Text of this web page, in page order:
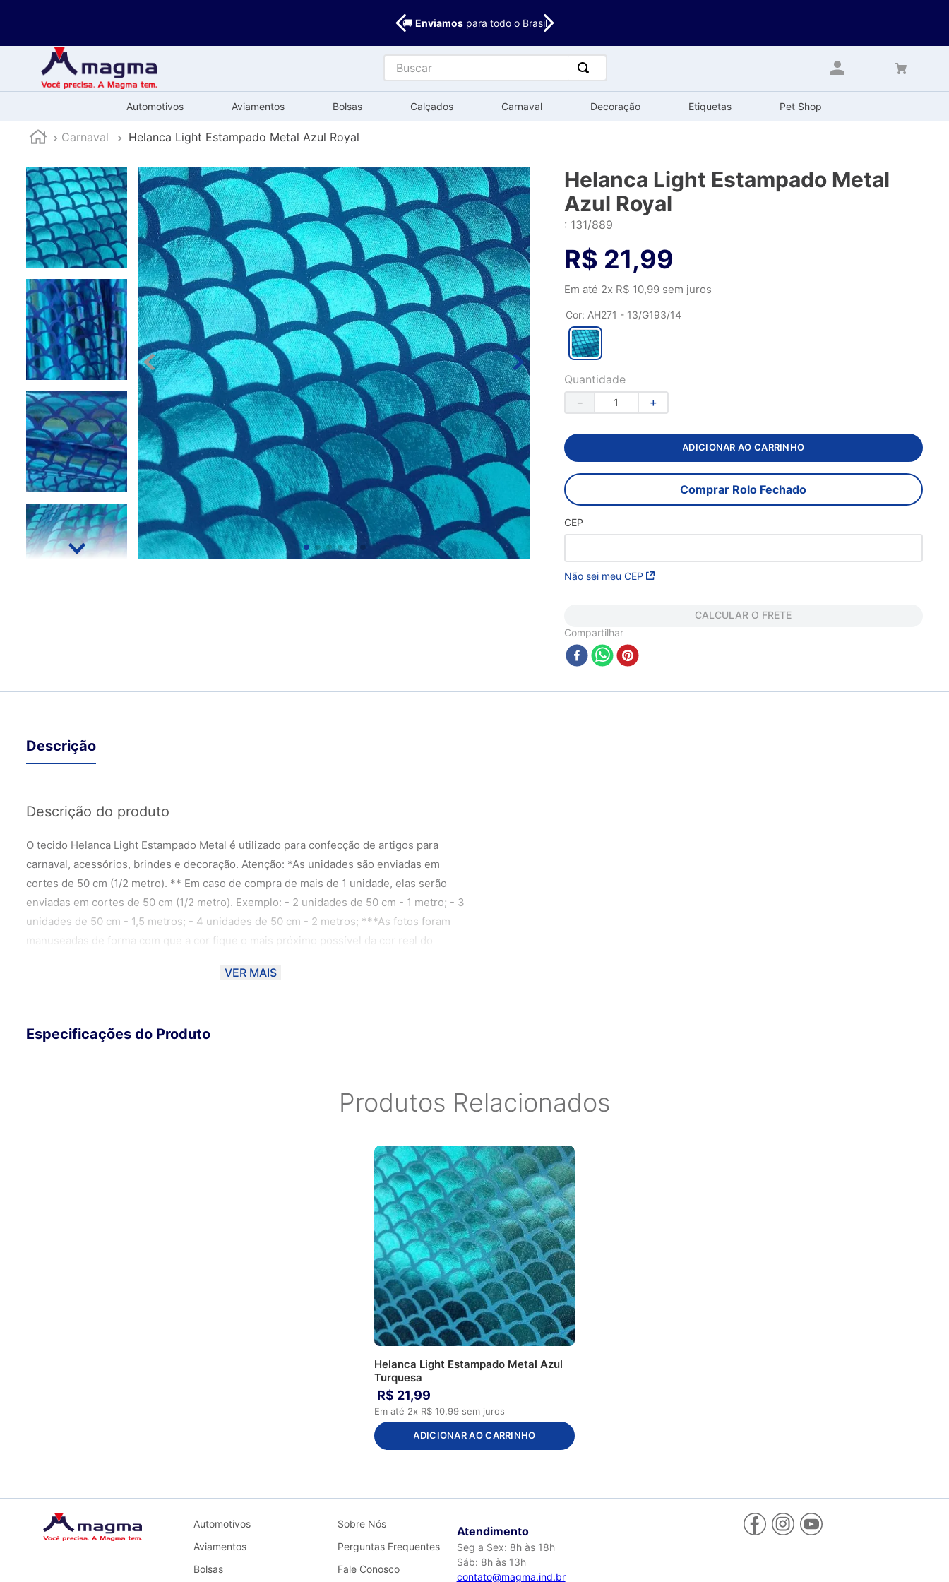
🚚 Enviamospara todo o Brasil
Buscar
Automotivos Aviamentos Bolsas Calçados Carnaval Decoração Etiquetas Pet Shop
Carnaval Helanca Light Estampado Metal Azul Royal
Helanca Light Estampado Metal
Azul Royal
: 131/889
R$ 21,99
Em até 2x R$ 10,99sem juros
Cor: AH271 - 13/G193/14
Quantidade
＋
－
ADICIONAR AO CARRINHO
Comprar Rolo Fechado
CEP
Não sei meu CEP
CALCULAR O FRETE
Compartilhar
Descrição
Descrição do produto
O tecido Helanca Light Estampado Metal é utilizado para confecção de artigos para
carnaval, acessórios, brindes e decoração. Atenção: *As unidades são enviadas em
cortes de 50 cm (1/2 metro). ** Em caso de compra de mais de 1 unidade, elas serão
enviadas em cortes de 50 cm (1/2 metro). Exemplo: - 2 unidades de 50 cm - 1 metro; - 3
unidades de 50 cm - 1,5 metros; - 4 unidades de 50 cm - 2 metros; ***As fotos foram
manuseadas de forma com que a cor fique o mais próximo possível da cor real do
método de envio PAC ou SEDEX, o material poderá ser DOBRADO para ser entregue aos
VER MAIS
Especificações do Produto
Produtos Relacionados
Helanca Light Estampado Metal Azul
Turquesa
R$ 21,99
Em até 2x R$ 10,99sem juros
ADICIONAR AO CARRINHO
Automotivos
Aviamentos
Bolsas
Sobre Nós
Perguntas Frequentes
Fale Conosco
Atendimento
Seg a Sex: 8h às 18h
Sáb: 8h às 13h
contato@magma.ind.br